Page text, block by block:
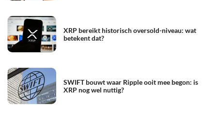
XRP bereikt historisch oversold-niveau: wat
betekent dat?
SWIFT bouwt waar Ripple ooit mee begon: is
XRP nog wel nuttig?